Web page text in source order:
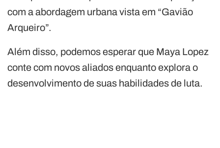
com a abordagem urbana vista em “Gavião
Arqueiro”.
Além disso, podemos esperar que Maya Lopez
conte com novos aliados enquanto explora o
desenvolvimento de suas habilidades de luta.